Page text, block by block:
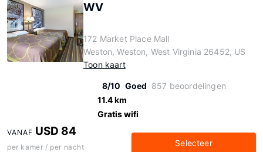
WV
172 Market Place Mall
Weston, Weston, West Virginia 26452, US
Toon kaart
8/10 Goed 857 beoordelingen
11.4 km
Gratis wifi
VANAF USD 84
per kamer / per nacht Selecteer